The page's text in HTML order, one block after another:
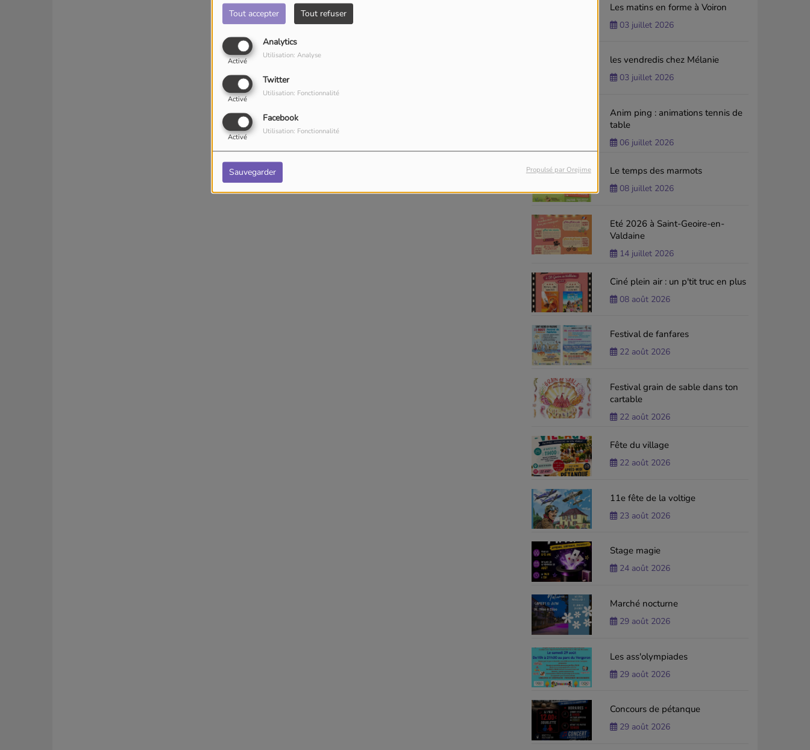
Tout accepter Tout refuser
Analytics
Activé
Utilisation: Analyse
Twitter
Activé
Utilisation: Fonctionnalité
Facebook
Activé
Utilisation: Fonctionnalité
Sauvegarder Propulsé par Orejime
Les matins en forme à Voiron
03 juillet 2026
les vendredis chez Mélanie
03 juillet 2026
Anim ping : animations tennis de
table
06 juillet 2026
Le temps des marmots
08 juillet 2026
Eté 2026 à Saint-Geoire-en-
Valdaine
14 juillet 2026
Ciné plein air : un p'tit truc en plus
08 août 2026
Festival de fanfares
22 août 2026
Festival grain de sable dans ton
cartable
22 août 2026
Fête du village
22 août 2026
11e fête de la voltige
23 août 2026
Stage magie
24 août 2026
Marché nocturne
29 août 2026
Les ass'olympiades
29 août 2026
Concours de pétanque
29 août 2026